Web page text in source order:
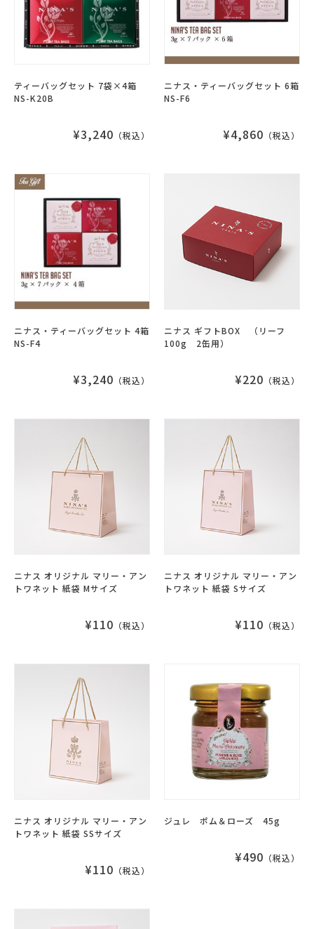
ティーバッグセット 7袋×4箱
NS-K20B
¥3,240 （税込）
ニナス・ティーバッグセット 6箱
NS-F6
¥4,860 （税込）
ニナス・ティーバッグセット 4箱
NS-F4
¥3,240 （税込）
ニナス ギフトBOX （リーフ
100g 2缶用）
¥220 （税込）
ニナス オリジナル マリー・アン
トワネット 紙袋 Mサイズ
¥110 （税込）
ニナス オリジナル マリー・アン
トワネット 紙袋 Sサイズ
¥110 （税込）
ニナス オリジナル マリー・アン
トワネット 紙袋 SSサイズ
¥110 （税込）
ジュレ ポム＆ローズ 45g
¥490 （税込）